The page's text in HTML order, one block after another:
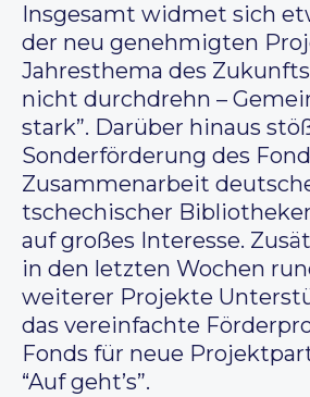
Insgesamt widmet sich
der neu genehmigten
Jahresthema des
nicht durchdrehn –
stark”. Darüber hinaus
Sonderförderung des
Zusammenarbeit
tschechischer
auf großes Interesse.
in den letzten Wochen
weiterer Projekte
das vereinfachte
Fonds für neue
“Auf geht’s”.